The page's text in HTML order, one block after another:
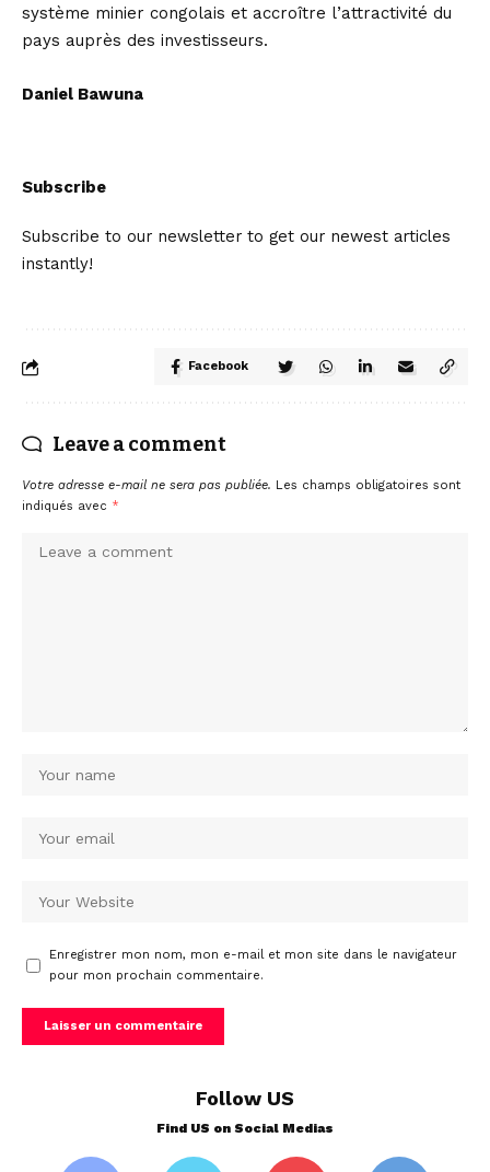
système minier congolais et accroître l’attractivité du
pays auprès des investisseurs.
Daniel Bawuna
Subscribe
Subscribe to our newsletter to get our newest articles
instantly!
Facebook
Leave a comment
Votre adresse e-mail ne sera pas publiée. Les champs obligatoires sont
indiqués avec *
Enregistrer mon nom, mon e-mail et mon site dans le navigateur
pour mon prochain commentaire.
Follow US
Find US on Social Medias